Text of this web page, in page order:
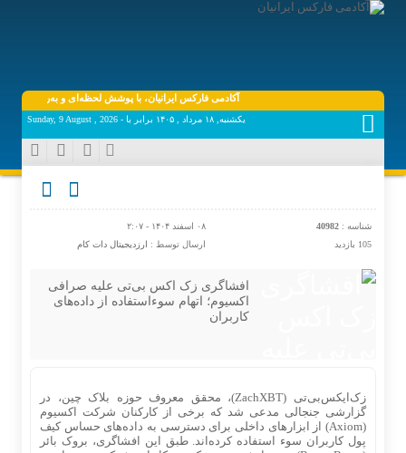
آکادمی فارکس ایرانیان، با پوشش لحظه‌ای و به‌روز اخبار روز
یکشنبه, ۱۸ مرداد , ۱۴۰۵ برابر با - Sunday, 9 August , 2026
شناسه : 40982
۰۸ اسفند ۱۴۰۴ - ۲:۰۷
105 بازدید
ارسال توسط : ارزدیجیتال دات کام
افشاگری زک اکس بی‌تی علیه صرافی
اکسیوم؛ اتهام سوءاستفاده از داده‌های
کاربران
زک‌ایکس‌بی‌تی (ZachXBT)، محقق معروف حوزه بلاک چین، در
گزارشی جنجالی مدعی شد که برخی از کارکنان شرکت اکسیوم
(Axiom) از ابزارهای داخلی برای دسترسی به داده‌های حساس کیف
پول کاربران سوء استفاده کرده‌اند. طبق این افشاگری، بروک بائر